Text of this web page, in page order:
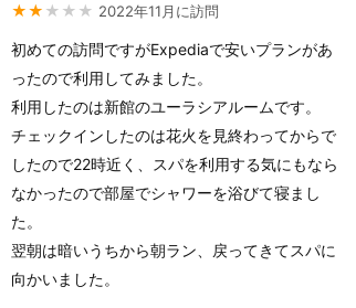
★★ ★★★ 2022年11月に訪問
初めての訪問ですがExpediaで安いプランがあ
ったので利用してみました。
利用したのは新館のユーラシアルームです。
チェックインしたのは花火を見終わってからで
したので22時近く、スパを利用する気にもなら
なかったので部屋でシャワーを浴びて寝まし
た。
翌朝は暗いうちから朝ラン、戻ってきてスパに
向かいました。